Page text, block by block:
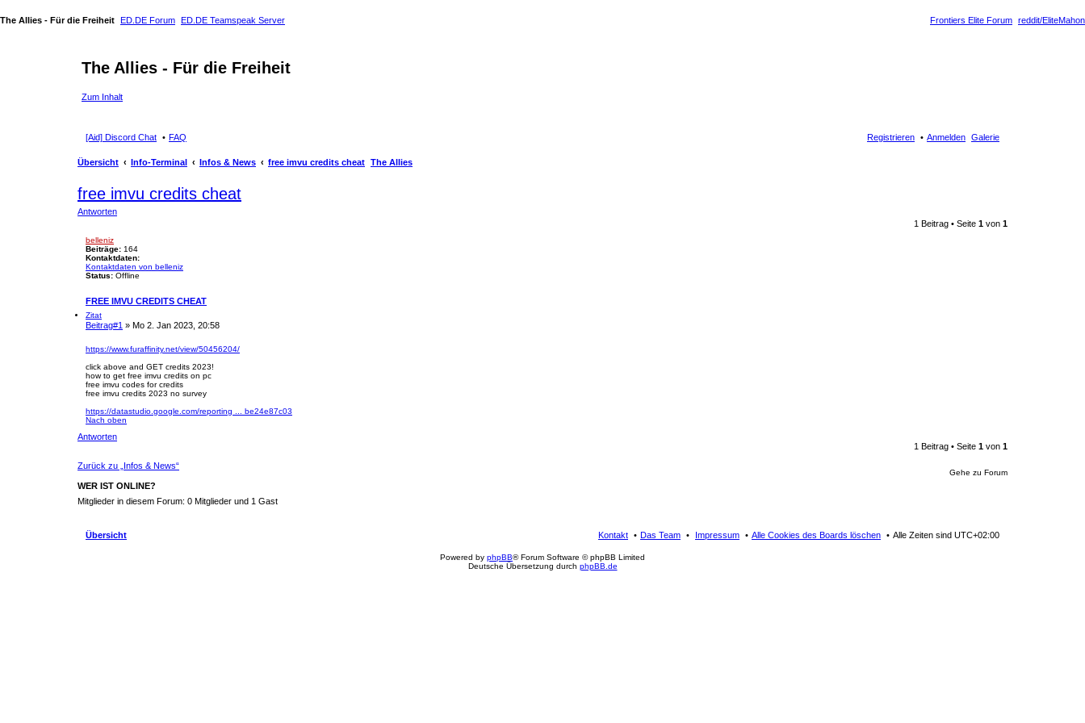
The Allies - Für die Freiheit ED.DE Forum ED.DE Teamspeak Server reddit/EliteMahon
Frontiers Elite Forum
The Allies - Für die Freiheit
Zum Inhalt
[Aid] Discord Chat Galerie
FAQ Anmelden
Registrieren
Übersicht Info-Terminal Infos & News free imvu credits cheat The Allies
free imvu credits cheat
Antworten
1 Beitrag • Seite 1 von 1
belleniz
Beiträge: 164
Kontaktdaten:
Kontaktdaten von belleniz
Status: Offline
FREE IMVU CREDITS CHEAT
Zitat
Beitrag#1 » Mo 2. Jan 2023, 20:58
https://www.furaffinity.net/view/50456204/
click above and GET credits 2023!
how to get free imvu credits on pc
free imvu codes for credits
free imvu credits 2023 no survey
https://datastudio.google.com/reporting ... be24e87c03
Nach oben
Antworten
1 Beitrag • Seite 1 von 1
Zurück zu „Infos & News“
Gehe zu Forum
WER IST ONLINE?
Mitglieder in diesem Forum: 0 Mitglieder und 1 Gast
Übersicht Alle Zeiten sind UTC+02:00
Alle Cookies des Boards löschen
Impressum
Das Team
Kontakt
Powered by phpBB® Forum Software © phpBB Limited
Deutsche Übersetzung durch phpBB.de